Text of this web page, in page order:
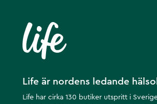
Life är nordens ledande
Life har cirka 130 butiker utspritt i